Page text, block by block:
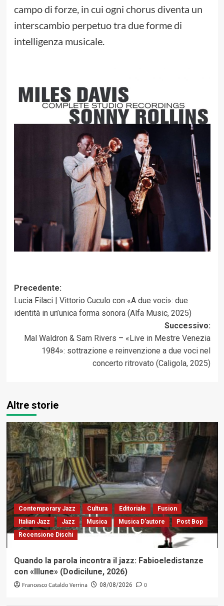
campo di forze, in cui ogni chorus diventa un
interscambio perpetuo tra due forme di
intelligenza musicale.
Navigazione
articolo
Precedente:
Lucia Filaci | Vittorio Cuculo con «A due voci»: due
identità in un’unica forma sonora (Alfa Music, 2025)
Successivo:
Mal Waldron & Sam Rivers – «Live in Mestre Venezia
1984»: sottrazione e reinvenzione a due voci nel
concerto ritrovato (Caligola, 2025)
Altre storie
Contemporary Jazz Cultura Editoriale
Fusion
Italian Jazz
Jazz Musica Musica D'autore
Post Bop
Recensione Dischi
Quando la parola incontra il jazz: Fabioeledistanze
con «Illune» (Dodicilune, 2026)
Francesco Cataldo Verrina 08/08/2026 0